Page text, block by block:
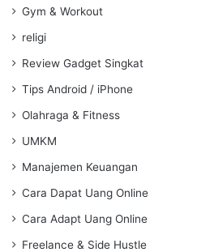
Gym & Workout
religi
Review Gadget Singkat
Tips Android / iPhone
Olahraga & Fitness
UMKM
Manajemen Keuangan
Cara Dapat Uang Online
Cara Adapt Uang Online
Freelance & Side Hustle